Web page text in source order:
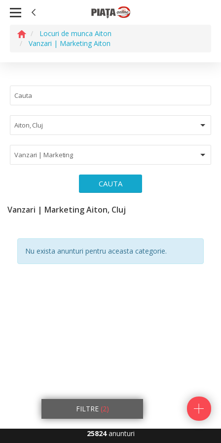
Locuri de munca Aiton
Vanzari | Marketing Aiton
Aiton, Cluj
Vanzari | Marketing
CAUTA
Vanzari | Marketing Aiton, Cluj
Nu exista anunturi pentru aceasta categorie.
FILTRE (2)
25824anunturi